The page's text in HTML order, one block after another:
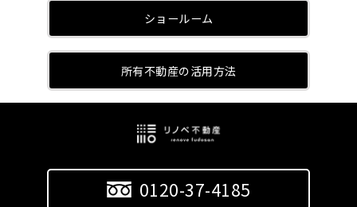
ショールーム
所有不動産の活用方法
0120-37-4185